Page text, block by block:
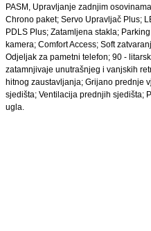
PASM, Upravljanje zadnjim
Chrono paket; Servo Upravljač Plus;
PDLS Plus; Zatamljena stakla;
kamera; Comfort Access; Soft
Odjeljak za pametni telefon; 90 -
zatamnjivaje unutrašnjeg i vanjskih
hitnog zaustavljanja; Grijano prednje
sjedišta; Ventilacija prednjih sjedišta;
ugla.